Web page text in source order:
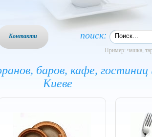
Контакти поиск:
Пример: чашка,
баров, кафе, гостиниц
Киеве